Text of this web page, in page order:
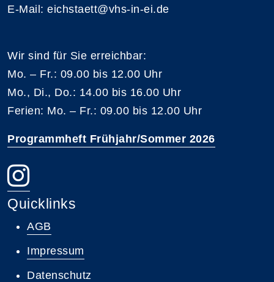
E-Mail: eichstaett@vhs-in-ei.de
Wir sind für Sie erreichbar:
Mo. – Fr.: 09.00 bis 12.00 Uhr
Mo., Di., Do.: 14.00 bis 16.00 Uhr
Ferien: Mo. – Fr.: 09.00 bis 12.00 Uhr
Programmheft Frühjahr/Sommer 2026
Quicklinks
AGB
Impressum
Datenschutz